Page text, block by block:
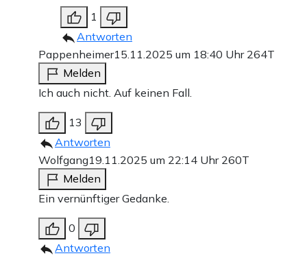
1
Antworten
Pappenheimer15.11.2025 um 18:40 Uhr 264T
Melden
Ich auch nicht. Auf keinen Fall.
13
Antworten
Wolfgang19.11.2025 um 22:14 Uhr 260T
Melden
Ein vernünftiger Gedanke.
0
Antworten